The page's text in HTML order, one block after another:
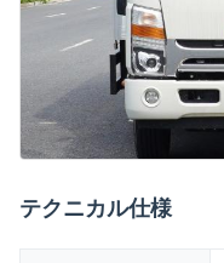
テクニカル仕様